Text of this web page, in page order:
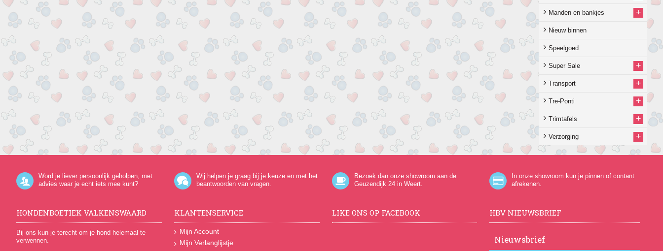
Manden en bankjes +
Nieuw binnen
Speelgoed
Super Sale +
Transport +
Tre-Ponti +
Trimtafels +
Verzorging +
Word je liever persoonlijk geholpen, met
advies waar je echt iets mee kunt?
Wij helpen je graag bij je keuze en met het
beantwoorden van vragen.
Bezoek dan onze showroom aan de
Geuzendijk 24in Weert.
In onze showroom kun je pinnen of contant
afrekenen.
HONDENBOETIEK VALKENSWAARD
Bij ons kun je terecht om je hond helemaal te
verwennen.
KLANTENSERVICE
Mijn Account
Mijn Verlanglijstje
LIKE ONS OP FACEBOOK HBV NIEUWSBRIEF
Nieuwsbrief